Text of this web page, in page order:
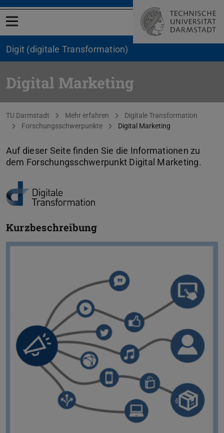
Menü öffnen
Digit (digitale Transformation)
Digital Marketing
Sie befinden sich hier:
TU Darmstadt Mehr erfahren
Digitale Transformation
Forschungsschwerpunkte
Digital Marketing
Auf dieser Seite finden Sie die Informationen zu
dem Forschungsschwerpunkt Digital Marketing.
Kurzbeschreibung